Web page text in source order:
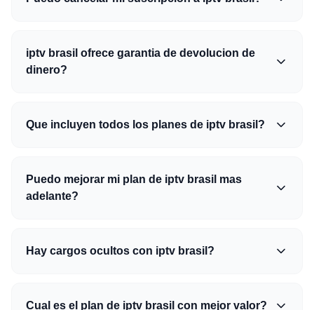
iptv brasil ofrece garantia de devolucion de
dinero?
Que incluyen todos los planes de iptv brasil?
Puedo mejorar mi plan de iptv brasil mas
adelante?
Hay cargos ocultos con iptv brasil?
Cual es el plan de iptv brasil con mejor valor?